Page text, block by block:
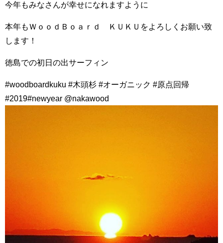
今年もみなさんが幸せになれますように
本年もＷｏｏｄＢｏａｒｄ ＫＵＫＵをよろしくお願い致
します！
徳島での初日の出サーフィン
#woodboardkuku #木頭杉 #オーガニック #原点回帰
#2019#newyear @nakawood